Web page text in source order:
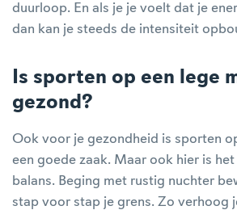
duurloop. En als je je voelt dat je
dan kan je steeds de intensiteit
Is sporten op een lege
gezond?
Ook voor je gezondheid is sporten
een goede zaak. Maar ook hier is
balans. Beging met rustig nuchter
stap voor stap je grens. Zo verhoog